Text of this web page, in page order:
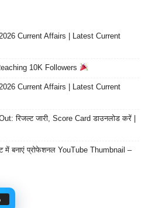
Current Affairs | Latest Current
10K Followers
Current Affairs | Latest Current
रिजल्ट जारी, Score Card डाउनलोड करें |
बनाएं प्रोफेशनल YouTube Thumbnail –